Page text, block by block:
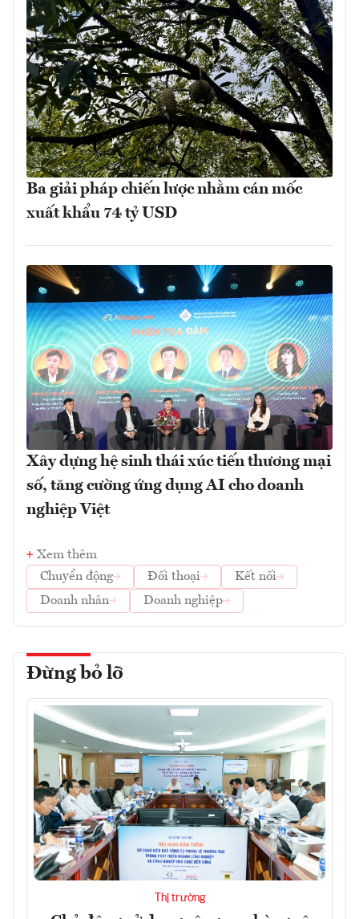
Ba giải pháp chiến lược nhằm cán mốc
xuất khẩu 74 tỷ USD
Xây dựng hệ sinh thái xúc tiến thương mại
số, tăng cường ứng dụng AI cho doanh
nghiệp Việt
Xem thêm
Chuyển động
Đối thoại
Kết nối
Doanh nhân
Doanh nghiệp
Đừng bỏ lỡ
Thị trường